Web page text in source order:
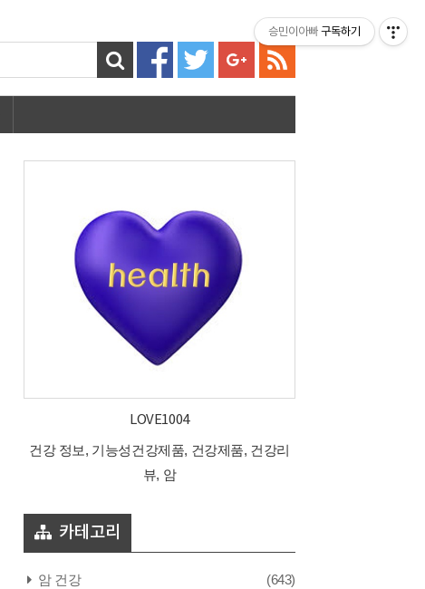
LOVE1004
건강 정보, 기능성건강제품, 건강제품, 건강리
뷰, 암
카테고리
암 건강
(643)
승민이아빠 구독하기